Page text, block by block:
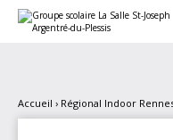
contenu.
personnels
Accueil › Régional Indoor